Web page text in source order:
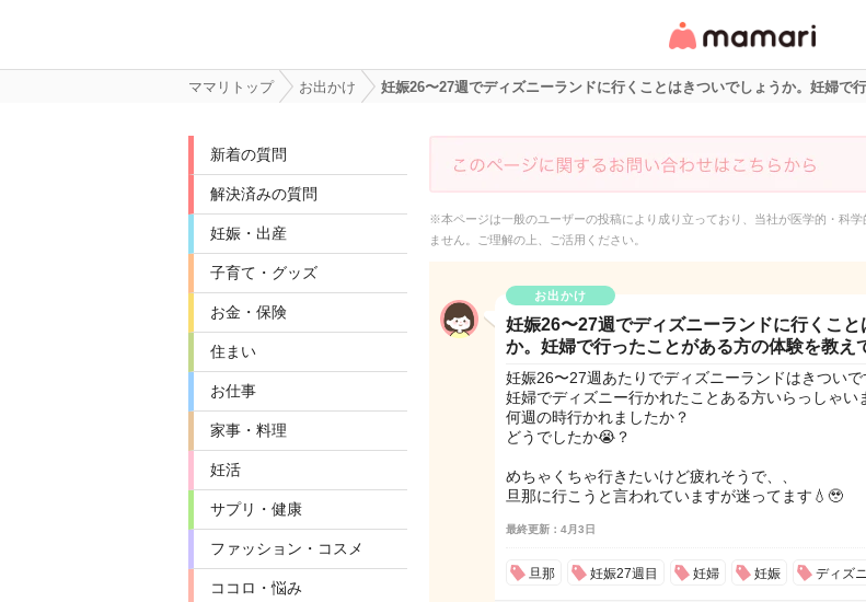
リ・情報サイト
ママリトップ お出かけ 妊娠26〜27週でディズニーランドに行くことはきついでしょうか。妊婦で
新着の質問
解決済みの質問
妊娠・出産
子育て・グッズ
お金・保険
住まい
お仕事
家事・料理
妊活
サプリ・健康
ファッション・コスメ
ココロ・悩み
※本ページは一般のユーザーの投稿により成り立っており、当社が医学的・科学
ません。ご理解の上、ご活用ください。
お出かけ
妊娠26〜27週でディズニーランドに行くこと
か。妊婦で行ったことがある方の体験を教え
妊娠26〜27週あたりでディズニーランドはきついで
妊婦でディズニー行かれたことある方いらっしゃい
何週の時行かれましたか？
どうでしたか😭？
めちゃくちゃ行きたいけど疲れそうで、、
旦那に行こうと言われていますが迷ってます💧🥹
最終更新：4月3日
旦那 妊娠27週目 妊婦 妊娠 ディズ